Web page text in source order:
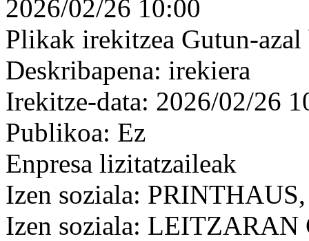
2026/02/26 10:00
Plikak irekitzea Gutun-azal
Deskribapena: irekiera
Irekitze-data: 2026/02/26
Publikoa: Ez
Enpresa lizitatzaileak
Izen soziala:
Izen soziala: